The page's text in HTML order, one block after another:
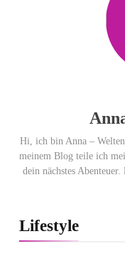
Hi, ich bin Anna –
meinem Blog teile ich
dein nächstes
Lifestyle